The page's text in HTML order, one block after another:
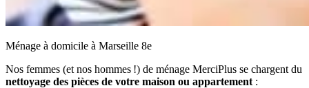
Ménage à domicile à Marseille 8e
Nos femmes (et nos hommes !) de ménage MerciPlus se chargent du
nettoyage des pièces de votre maison ou appartement :